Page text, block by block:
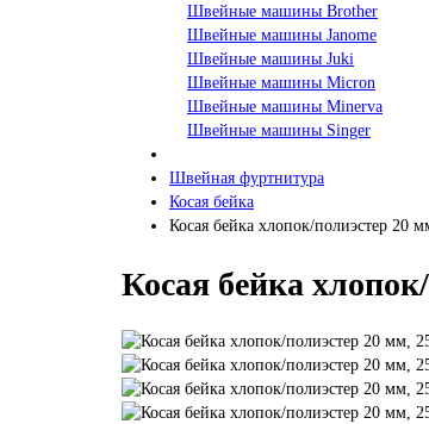
Швейные машины Brother
Швейные машины Janome
Швейные машины Juki
Швейные машины Micron
Швейные машины Minerva
Швейные машины Singer
Швейная фуртнитура
Косая бейка
Косая бейка хлопок/полиэстер 20
Косая бейка